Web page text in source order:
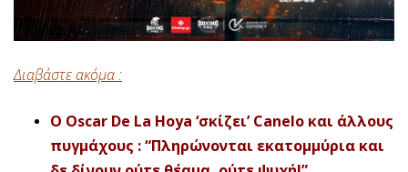
Διαβάστε ακόμα :
O Oscar De La Hoya ‘σκίζει’ Canelo και άλλους
πυγμάχους : “Πληρώνονται εκατομμύρια και